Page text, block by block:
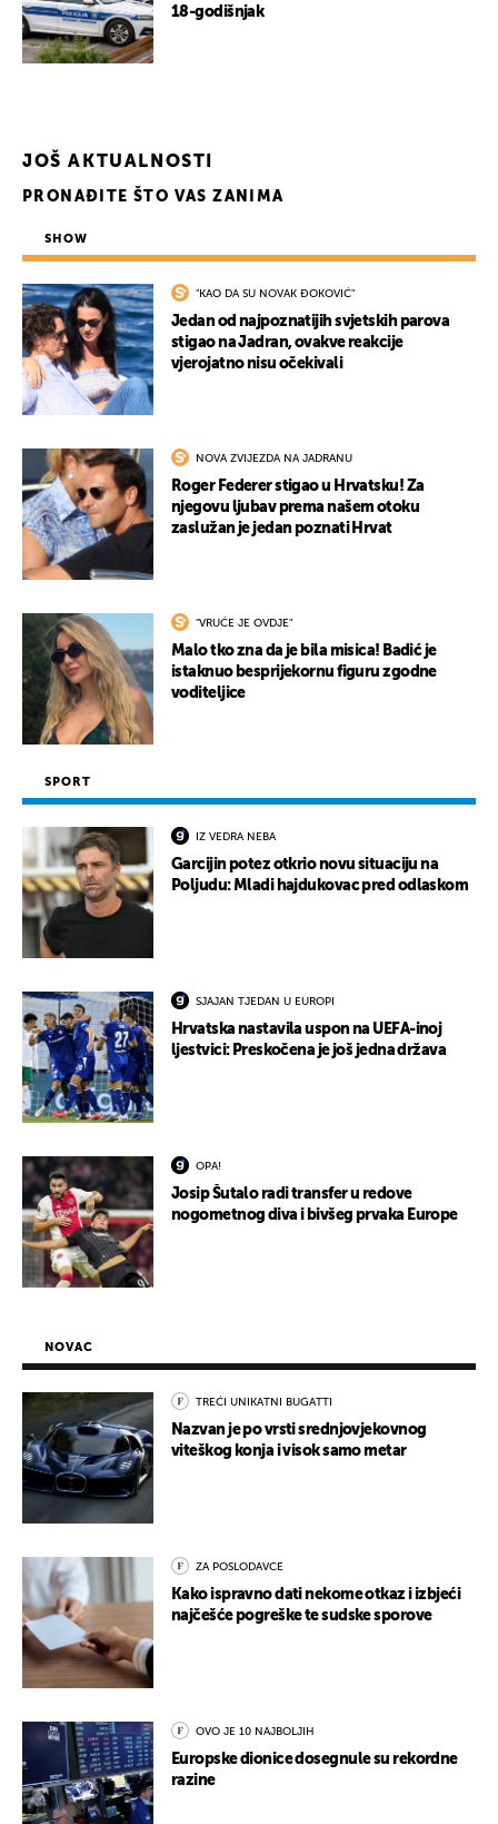
18-godišnjak
JOŠ AKTUALNOSTI
PRONAĐITE ŠTO VAS ZANIMA
SHOW
"KAO DA SU NOVAK ĐOKOVIĆ"
Jedan od najpoznatijih svjetskih parova
stigao na Jadran, ovakve reakcije
vjerojatno nisu očekivali
NOVA ZVIJEZDA NA JADRANU
Roger Federer stigao u Hrvatsku! Za
njegovu ljubav prema našem otoku
zaslužan je jedan poznati Hrvat
"VRUĆE JE OVDJE"
Malo tko zna da je bila misica! Badić je
istaknuo besprijekornu figuru zgodne
voditeljice
SPORT
IZ VEDRA NEBA
Garcijin potez otkrio novu situaciju na
Poljudu: Mladi hajdukovac pred odlaskom
SJAJAN TJEDAN U EUROPI
Hrvatska nastavila uspon na UEFA-inoj
ljestvici: Preskočena je još jedna država
OPA!
Josip Šutalo radi transfer u redove
nogometnog diva i bivšeg prvaka Europe
NOVAC
TREĆI UNIKATNI BUGATTI
Nazvan je po vrsti srednjovjekovnog
viteškog konja i visok samo metar
ZA POSLODAVCE
Kako ispravno dati nekome otkaz i izbjeći
najčešće pogreške te sudske sporove
OVO JE 10 NAJBOLJIH
Europske dionice dosegnule su rekordne
razine